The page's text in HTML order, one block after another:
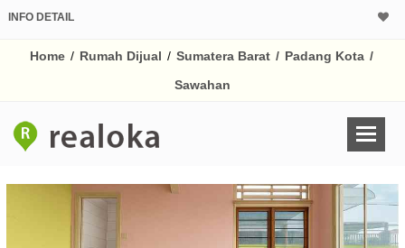
INFO DETAIL
Home / Rumah Dijual / Sumatera Barat / Padang Kota /
Sawahan
Harga Rp
% /th